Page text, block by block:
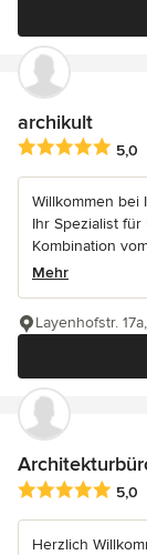
archikult
5,0
Willkommen bei
Ihr Spezialist
Kombination
Mehr
Layenhofstr.
5,0
Herzlich